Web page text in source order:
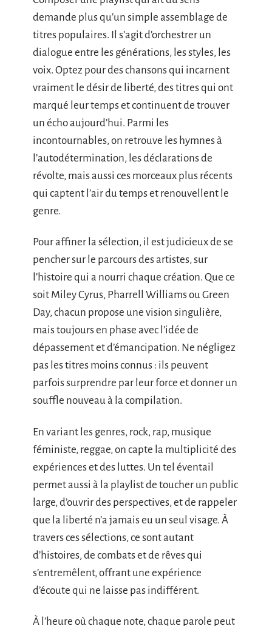
demande plus qu’un simple assemblage de
titres populaires. Il s’agit d’orchestrer un
dialogue entre les générations, les styles, les
voix. Optez pour des chansons qui incarnent
vraiment le désir de liberté, des titres qui ont
marqué leur temps et continuent de trouver
un écho aujourd’hui. Parmi les
incontournables, on retrouve les hymnes à
l’autodétermination, les déclarations de
révolte, mais aussi ces morceaux plus récents
qui captent l’air du temps et renouvellent le
genre.
Pour affiner la sélection, il est judicieux de se
pencher sur le parcours des artistes, sur
l’histoire qui a nourri chaque création. Que ce
soit Miley Cyrus, Pharrell Williams ou Green
Day, chacun propose une vision singulière,
mais toujours en phase avec l’idée de
dépassement et d’émancipation. Ne négligez
pas les titres moins connus : ils peuvent
parfois surprendre par leur force et donner un
souffle nouveau à la compilation.
En variant les genres, rock, rap, musique
féministe, reggae, on capte la multiplicité des
expériences et des luttes. Un tel éventail
permet aussi à la playlist de toucher un public
large, d’ouvrir des perspectives, et de rappeler
que la liberté n’a jamais eu un seul visage. À
travers ces sélections, ce sont autant
d’histoires, de combats et de rêves qui
s’entremêlent, offrant une expérience
d’écoute qui ne laisse pas indifférent.
À l’heure où chaque note, chaque parole peut